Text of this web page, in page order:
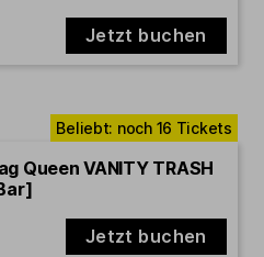
Jetzt buchen
Queen VANITY TRASH
Jetzt buchen